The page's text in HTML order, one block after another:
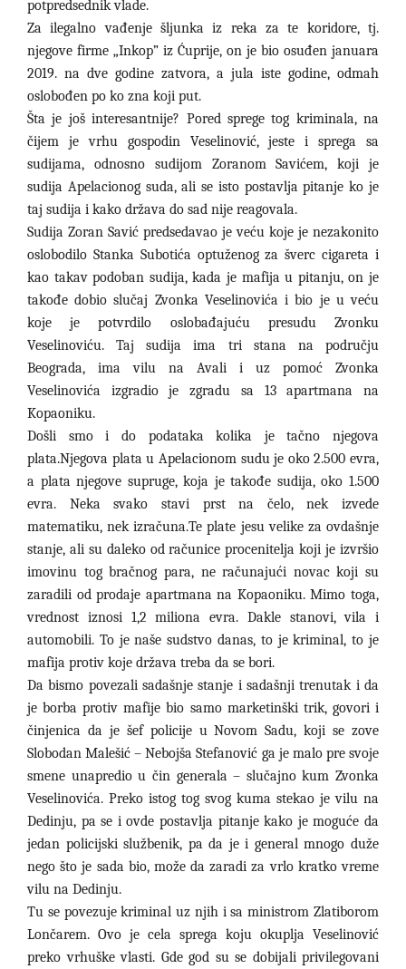
potpredsednik vlade.
Za ilegalno vađenje šljunka iz reka za te koridore, tj.
njegove firme „Inkop” iz Ćuprije, on je bio osuđen januara
2019. na dve godine zatvora, a jula iste godine, odmah
oslobođen po ko zna koji put.
Šta je još interesantnije? Pored sprege tog kriminala, na
čijem je vrhu gospodin Veselinović, jeste i sprega sa
sudijama, odnosno sudijom Zoranom Savićem, koji je
sudija Apelacionog suda, ali se isto postavlja pitanje ko je
taj sudija i kako država do sad nije reagovala.
Sudija Zoran Savić predsedavao je veću koje je nezakonito
oslobodilo Stanka Subotića optuženog za šverc cigareta i
kao takav podoban sudija, kada je mafija u pitanju, on je
takođe dobio slučaj Zvonka Veselinovića i bio je u veću
koje je potvrdilo oslobađajuću presudu Zvonku
Veselinoviću. Taj sudija ima tri stana na području
Beograda, ima vilu na Avali i uz pomoć Zvonka
Veselinovića izgradio je zgradu sa 13 apartmana na
Kopaoniku.
Došli smo i do podataka kolika je tačno njegova
plata.Njegova plata u Apelacionom sudu je oko 2.500 evra,
a plata njegove supruge, koja je takođe sudija, oko 1.500
evra. Neka svako stavi prst na čelo, nek izvede
matematiku, nek izračuna.Te plate jesu velike za ovdašnje
stanje, ali su daleko od računice procenitelja koji je izvršio
imovinu tog bračnog para, ne računajući novac koji su
zaradili od prodaje apartmana na Kopaoniku. Mimo toga,
vrednost iznosi 1,2 miliona evra. Dakle stanovi, vila i
automobili. To je naše sudstvo danas, to je kriminal, to je
mafija protiv koje država treba da se bori.
Da bismo povezali sadašnje stanje i sadašnji trenutak i da
je borba protiv mafije bio samo marketinški trik, govori i
činjenica da je šef policije u Novom Sadu, koji se zove
Slobodan Malešić – Nebojša Stefanović ga je malo pre svoje
smene unapredio u čin generala – slučajno kum Zvonka
Veselinovića. Preko istog tog svog kuma stekao je vilu na
Dedinju, pa se i ovde postavlja pitanje kako je moguće da
jedan policijski službenik, pa da je i general mnogo duže
nego što je sada bio, može da zaradi za vrlo kratko vreme
vilu na Dedinju.
Tu se povezuje kriminal uz njih i sa ministrom Zlatiborom
Lončarem. Ovo je cela sprega koju okuplja Veselinović
preko vrhuške vlasti. Gde god su se dobijali privilegovani